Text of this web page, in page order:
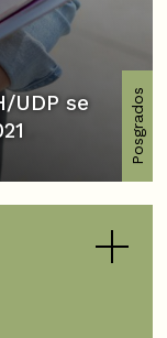
UDP se
Posgrados